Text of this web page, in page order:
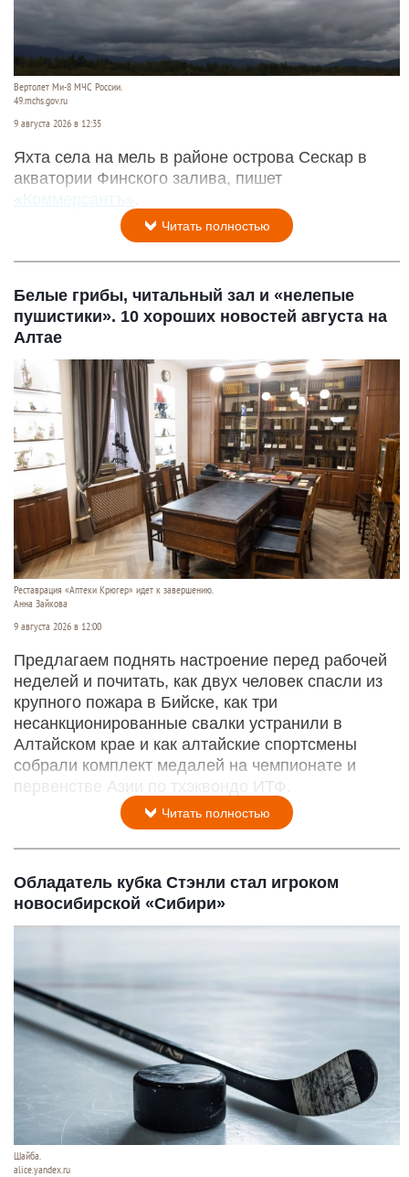
Вертолет Ми-8 МЧС России.
49.mchs.gov.ru
9 августа 2026 в 12:35
Яхта села на мель в районе острова Сескар в
акватории Финского залива, пишет
«Коммерсантъ»
Читать полностью
Белые грибы, читальный зал и «нелепые
пушистики». 10 хороших новостей августа на
Алтае
Реставрация «Аптеки Крюгер» идет к завершению.
Анна Зайкова
9 августа 2026 в 12:00
Предлагаем поднять настроение перед рабочей
неделей и почитать, как двух человек спасли из
крупного пожара в Бийске, как три
несанкционированные свалки устранили в
Алтайском крае и как алтайские спортсмены
собрали комплект медалей на чемпионате и
первенстве Азии по тхэквондо ИТФ.
Читать полностью
Обладатель кубка Стэнли стал игроком
новосибирской «Сибири»
Шайба.
alice.yandex.ru